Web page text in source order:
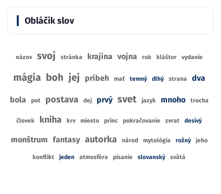
Obláčik slov
názov svoj stránka krajina vojna rok kláštor vydanie
mágia boh jej príbeh mať temný dlhý strana dva
bola pot postava dej prvý svet jazyk mnoho trocha
človek kniha krv miesto princ pokračovanie zvrat desivý
monštrum fantasy autorka národ mytológia rožný jeho
konflikt jeden atmosféra písanie slovanský svätá